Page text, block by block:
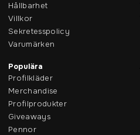
Hållbarhet
Villkor
Sekretesspolicy
Varumärken
Populära
Profilkläder
Merchandise
Profilprodukter
Giveaways
Pennor